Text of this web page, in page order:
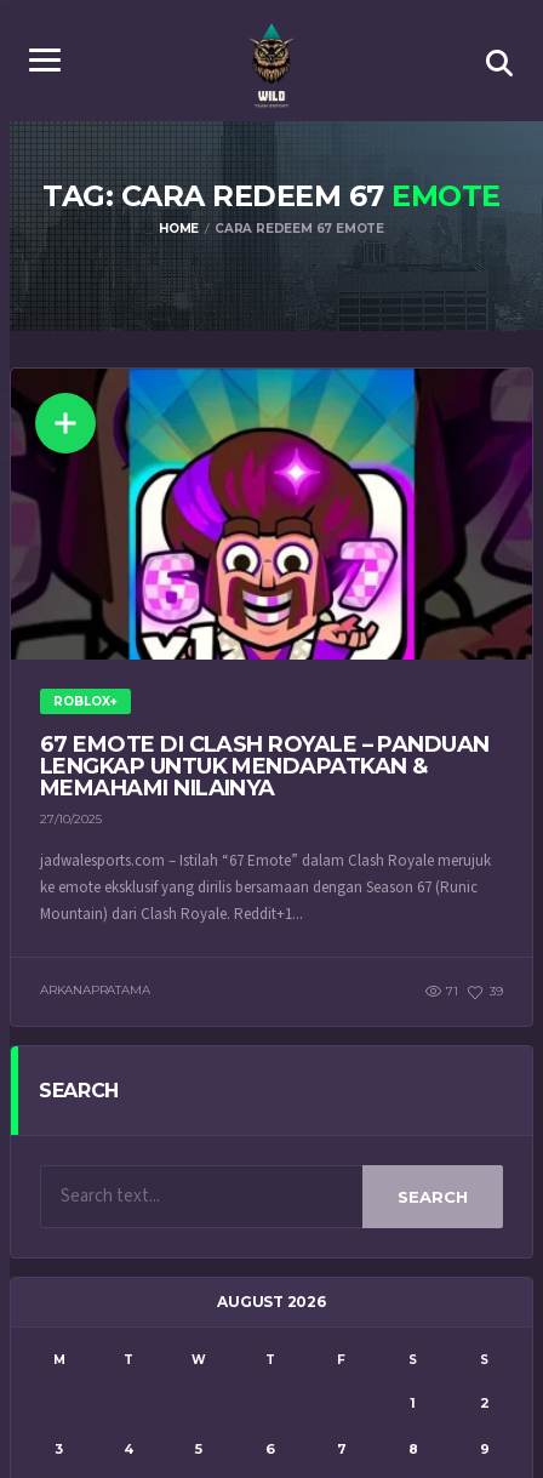
TAG: CARA REDEEM 67 EMOTE
HOME CARA REDEEM 67 EMOTE
ROBLOX+
67 EMOTE DI CLASH ROYALE – PANDUAN
LENGKAP UNTUK MENDAPATKAN &
MEMAHAMI NILAINYA
27/10/2025
jadwalesports.com – Istilah “67 Emote” dalam Clash Royale merujuk
ke emote eksklusif yang dirilis bersamaan dengan Season 67 (Runic
Mountain) dari Clash Royale. Reddit+1...
ARKANAPRATAMA 71 39
SEARCH
SEARCH
AUGUST 2026
M T W T F S S
1 2
3 4 5 6 7 8 9